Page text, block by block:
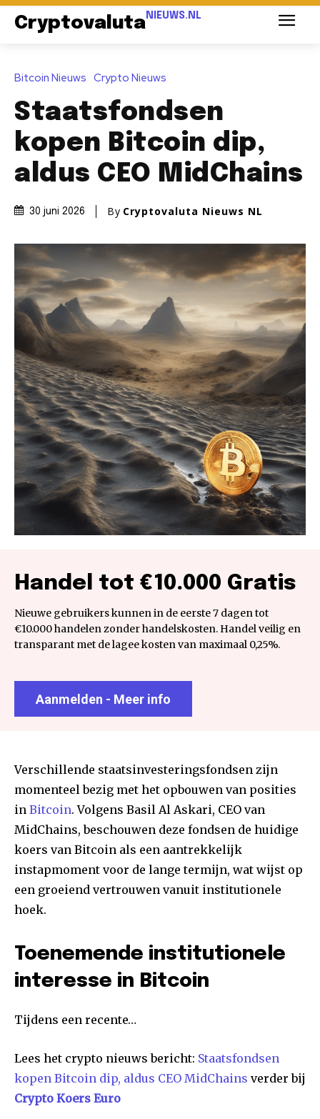
Cryptovaluta NIEUWS.NL
Bitcoin Nieuws Crypto Nieuws
Staatsfondsen
kopen Bitcoin dip,
aldus CEO MidChains
30 juni 2026 By Cryptovaluta Nieuws NL
Handel tot €10.000 Gratis
Nieuwe gebruikers kunnen in de eerste 7 dagen tot
€10.000 handelen zonder handelskosten. Handel veilig en
transparant met de lagee kosten van maximaal 0,25%.
Aanmelden - Meer info
Verschillende staatsinvesteringsfondsen zijn
momenteel bezig met het opbouwen van posities
in Bitcoin. Volgens Basil Al Askari, CEO van
MidChains, beschouwen deze fondsen de huidige
koers van Bitcoin als een aantrekkelijk
instapmoment voor de lange termijn, wat wijst op
een groeiend vertrouwen vanuit institutionele
hoek.
Toenemende institutionele
interesse in Bitcoin
Tijdens een recente…
Lees het crypto nieuws bericht: Staatsfondsen
kopen Bitcoin dip, aldus CEO MidChains verder bij
Crypto Koers Euro